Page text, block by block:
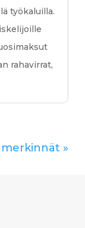
työkaluilla.
rahavirrat,
»